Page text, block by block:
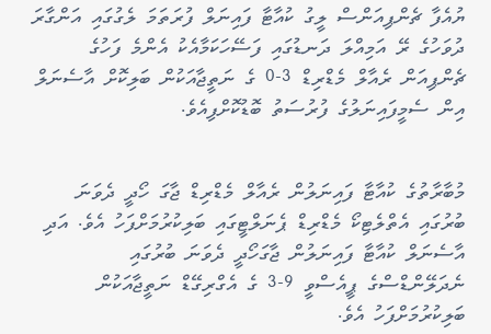
ޔުއެފާ ޗެންޕިއަންސް ލީގު ކުއާޓާ ފައިނަލް ފުރަތަމަ ލެގުގައި އަންގާރަ
ދުވަހުގެ ރޭ އަމިއްލަ ދަނޑުގައި ފަސޭހަކަމާއެކު އެންމެ ފަހުގެ
ޗެންޕިއަން ރެއާލް މެޑްރިޑް 3-0 ގެ ނަތީޖާއަކުން ބަލިކޮށް އާސެނަލް
އިން ސެމީފައިނަލުގެ ފުރުސަތު ބޮޑުކޮށްފިއެވެ.
މުބާރާތުގެ ކުއާޓާ ފައިނަލުން ރެއާލް މެޑްރިޑް ޖާގަ ހޯދީ ދެވަނަ
ބުރުގައި އެތްލެޓިކޯ މެޑްރިޑް ޕެނަލްޓީގައި ބަލިކުރުމަށްފަހު އެވެ. އަދި
އާސެނަލް ކުއާޓާ ފައިނަލުން ޖާގަހޯދީ ދެވަނަ ބުރުގައި
ނެދަލޭންޑްސްގެ ޕީއެސްވީ 9-3 ގެ އެގްރިގޭޑް ނަތީޖާއަކުން
ބަލިކުރުމަށްފަހު އެވެ.